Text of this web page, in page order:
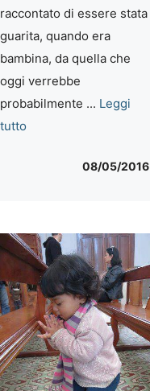
raccontato di essere stata
guarita, quando era
bambina, da quella che
oggi verrebbe
probabilmente ... Leggi
tutto
08/05/2016